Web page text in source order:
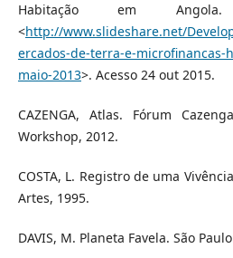
Habitação em
<http://www.slideshare.net/
ercados-de-terra-e-microfinancas-
maio-2013>. Acesso 24 out 2015.
CAZENGA, Atlas. Fórum
Workshop, 2012.
COSTA, L. Registro de uma
Artes, 1995.
DAVIS, M. Planeta Favela. São